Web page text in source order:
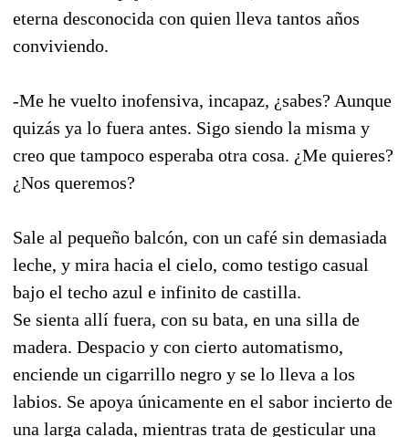
eterna desconocida con quien lleva tantos años
conviviendo.
-Me he vuelto inofensiva, incapaz, ¿sabes? Aunque
quizás ya lo fuera antes. Sigo siendo la misma y
creo que tampoco esperaba otra cosa. ¿Me quieres?
¿Nos queremos?
Sale al pequeño balcón, con un café sin demasiada
leche, y mira hacia el cielo, como testigo casual
bajo el techo azul e infinito de castilla.
Se sienta allí fuera, con su bata, en una silla de
madera. Despacio y con cierto automatismo,
enciende un cigarrillo negro y se lo lleva a los
labios. Se apoya únicamente en el sabor incierto de
una larga calada, mientras trata de gesticular una